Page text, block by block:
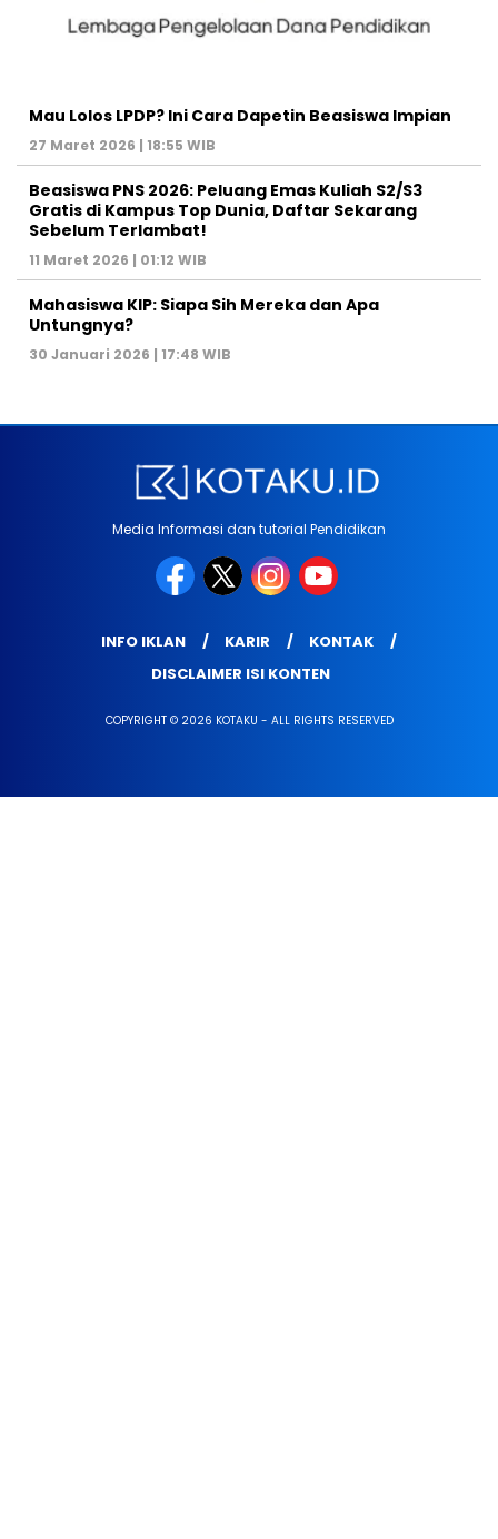
Mau Lolos LPDP? Ini Cara Dapetin Beasiswa Impian
27 Maret 2026 | 18:55 WIB
Beasiswa PNS 2026: Peluang Emas Kuliah S2/S3
Gratis di Kampus Top Dunia, Daftar Sekarang
Sebelum Terlambat!
11 Maret 2026 | 01:12 WIB
Mahasiswa KIP: Siapa Sih Mereka dan Apa
Untungnya?
30 Januari 2026 | 17:48 WIB
Media Informasi dan tutorial Pendidikan
INFO IKLAN KARIR
KONTAK
DISCLAIMER ISI KONTEN
COPYRIGHT © 2026 KOTAKU - ALL RIGHTS RESERVED